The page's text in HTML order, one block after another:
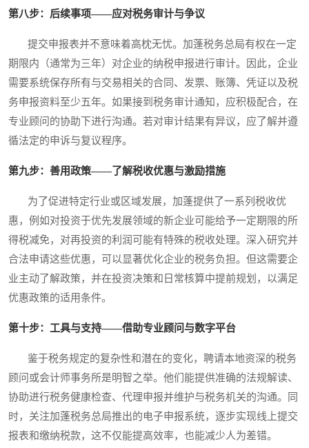
第八步：后续事项——应对税务审计与争议
提交申报表并不意味着高枕无忧。加蓬税务总局有权在一定
期限内（通常为三年）对企业的纳税申报进行审计。因此，企业
需要系统保存所有与交易相关的合同、发票、账簿、凭证以及税
务申报资料至少五年。如果接到税务审计通知，应积极配合，在
专业顾问的协助下进行沟通。若对审计结果有异议，应了解并遵
循法定的申诉与复议程序。
第九步：善用政策——了解税收优惠与激励措施
为了促进特定行业或区域发展，加蓬提供了一系列税收优
惠，例如对投资于优先发展领域的新企业可能给予一定期限的所
得税减免，对再投资的利润可能有特殊的税收处理。深入研究并
合法申请这些优惠，可以显著优化企业的税务负担。但这需要企
业主动了解政策，并在投资决策和日常核算中提前规划，以满足
优惠政策的适用条件。
第十步：工具与支持——借助专业顾问与数字平台
鉴于税务规定的复杂性和潜在的变化，聘请本地资深的税务
顾问或会计师事务所是明智之举。他们能提供准确的法规解读、
协助进行税务健康检查、代理申报并维护与税务机关的沟通。同
时，关注加蓬税务总局推出的电子申报系统，逐步实现线上提交
报表和缴纳税款，这不仅能提高效率，也能减少人为差错。